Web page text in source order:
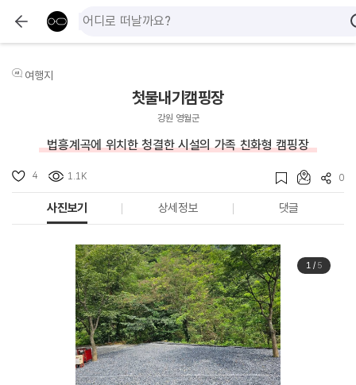
여행지
첫물내기캠핑장
강원 영월군
법흥계곡에 위치한 청결한 시설의 가족 친화형 캠핑장
4 1.1K 0
사진보기 상세정보 댓글
1/ 5